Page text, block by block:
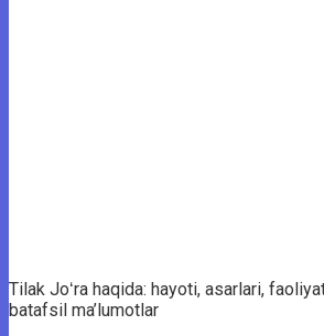
Tilak Joʻra haqida: hayoti, asarlari,
batafsil ma’lumotlar